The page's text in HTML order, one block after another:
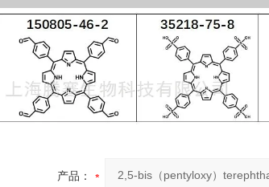
产品：